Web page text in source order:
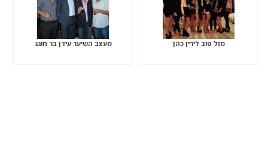
מזל טוב לירין כהן מעצב השיער עידן בר חוגג